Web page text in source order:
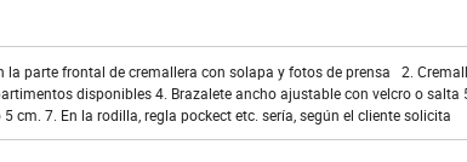
la parte frontal de cremallera con solapa y fotos de prensa 2.
disponibles 4. Brazalete ancho ajustable con velcro o
cm. 7. En la rodilla, regla pockect etc. sería, según el cliente solicita